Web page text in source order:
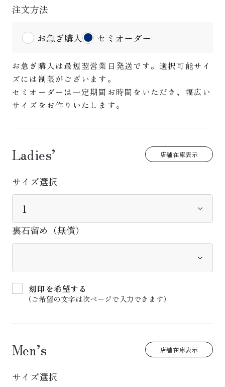
注文方法
お急ぎ購入 セミオーダー
お急ぎ購入は最短翌営業日発送です。選択可能サイ
ズには制限がございます。
セミオーダーは一定期間お時間をいただき、幅広い
サイズをお作りいたします。
Ladies’ 店舗在庫表示
サイズ選択
裏石留め（無償）
刻印を希望する
（ご希望の文字は次ページで入力できます）
Men’s 店舗在庫表示
サイズ選択